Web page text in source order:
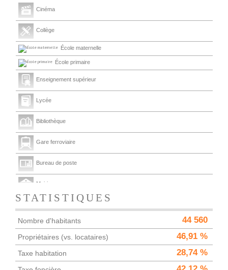
Cinéma
Collège
École maternelle
École primaire
Enseignement supérieur
Lycée
Bibliothèque
Gare ferroviaire
Bureau de poste
Mairie
STATISTIQUES
Nombre d'habitants 44 560
Propriétaires (vs. locataires) 46,91 %
Taxe habitation 28,74 %